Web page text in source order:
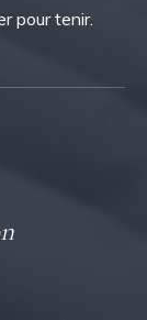
pour tenir.